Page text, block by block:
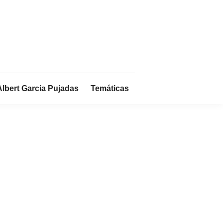
Garcia Pujadas Temáticas